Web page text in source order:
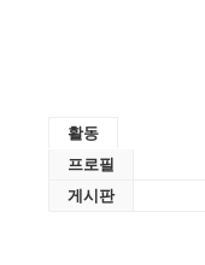
활동
프로필
게시판